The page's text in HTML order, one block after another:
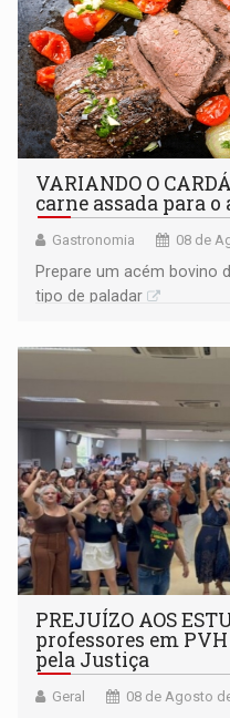
VARIANDO O
carne assada para
Gastronomia 08 de
Prepare um acém bovino
tipo de paladar
PREJUÍZO AOS
professores em
pela Justiça
Geral 08 de Agosto